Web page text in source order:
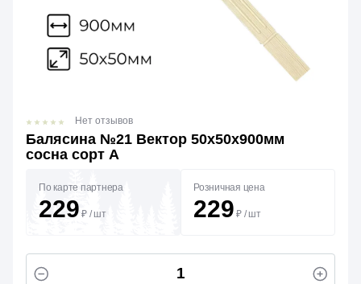
Балясина №21 Вектор 50х50х900мм
сосна сорт А
Нет отзывов
По карте партнера
229 ₽ / шт
Розничная цена
229 ₽ / шт